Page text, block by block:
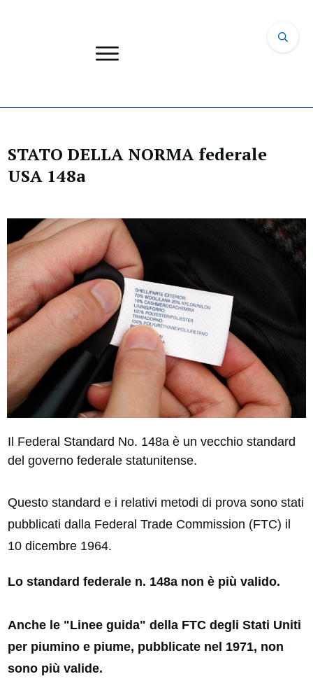
STATO DELLA NORMA federale
USA 148a
Il Federal Standard No. 148a è un vecchio standard
del governo federale statunitense.
Questo standard e i relativi metodi di prova sono stati
pubblicati dalla Federal Trade Commission (FTC) il
10 dicembre 1964.
Lo standard federale n. 148a non è più valido.
Anche le "Linee guida" della FTC degli Stati Uniti
per piumino e piume, pubblicate nel 1971, non
sono più valide.